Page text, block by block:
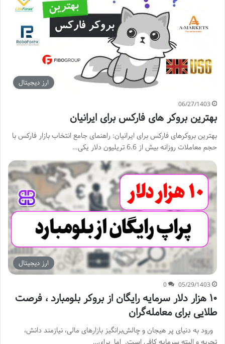
ارز دیجیتال
06/27/1403
بهترین بروکر های فارکس برای ایرانیان
بهترین بروکرهای فارکس برای ایرانیان: راهنمای جامع انتخاب بازار فارکس با
حجم معاملات روزانه بیش از 6.6 تریلیون دلار یکی…
ارز دیجیتال
05/29/1403
0
۱۰ هزار دلار سرمایه رایگان از بروکر بلومبارد ، فرصت
طلایی برای معامله‌گران
ورود به دنیای پر هیجان و چالش‌برانگیز بازارهای مالی، نیازمند دانش،